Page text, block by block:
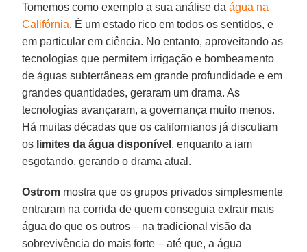
Tomemos como exemplo a sua análise daágua na
Califórnia. É um estado rico em todos os sentidos, e
em particular em ciência. No entanto, aproveitando as
tecnologias que permitem irrigação e bombeamento
de águas subterrâneas em grande profundidade e em
grandes quantidades, geraram um drama. As
tecnologias avançaram, a governança muito menos.
Há muitas décadas que os californianos já discutiam
os limites da água disponível , enquanto a iam
esgotando, gerando o drama atual.
Ostrom mostra que os grupos privados simplesmente
entraram na corrida de quem conseguia extrair mais
água do que os outros – na tradicional visão da
sobrevivência do mais forte – até que, a água